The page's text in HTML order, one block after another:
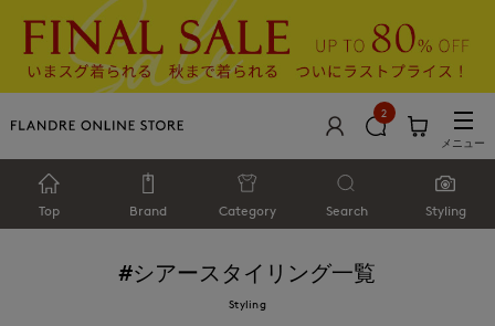
2
メニュー
Top Brand Category Search Styling
#シアースタイリング一覧
Styling